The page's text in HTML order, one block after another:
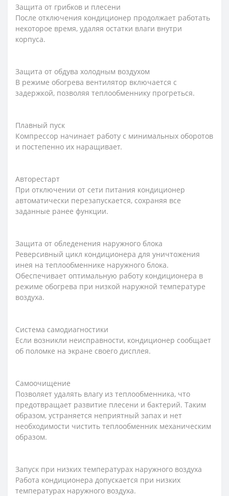
Защита от грибков и плесени
После отключения кондиционер продолжает работать
некоторое время, удаляя остатки влаги внутри
корпуса.
Защита от обдува холодным воздухом
В режиме обогрева вентилятор включается с
задержкой, позволяя теплообменнику прогреться.
Плавный пуск
Компрессор начинает работу с минимальных оборотов
и постепенно их наращивает.
Авторестарт
При отключении от сети питания кондиционер
автоматически перезапускается, сохраняя все
заданные ранее функции.
Защита от обледенения наружного блока
Реверсивный цикл кондиционера для уничтожения
инея на теплообменнике наружного блока.
Обеспечивает оптимальную работу кондиционера в
режиме обогрева при низкой наружной температуре
воздуха.
Система самодиагностики
Если возникли неисправности, кондиционер сообщает
об поломке на экране своего дисплея.
Самоочищение
Позволяет удалять влагу из теплообменника, что
предотвращает развитие плесени и бактерий. Таким
образом, устраняется неприятный запах и нет
необходимости чистить теплообменник механическим
образом.
Запуск при низких температурах наружного воздуха
Работа кондиционера допускается при низких
температурах наружного воздуха.